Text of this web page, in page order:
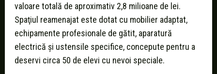
valoare totală de aproximativ 2,8 milioane de lei.
Spaţiul reamenajat este dotat cu mobilier adaptat,
echipamente profesionale de gătit, aparatură
electrică şi ustensile specifice, concepute pentru a
deservi circa 50 de elevi cu nevoi speciale.